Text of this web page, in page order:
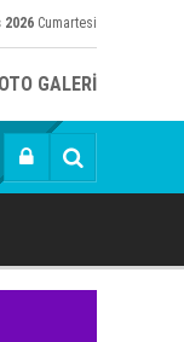
2026 Cumartesi
GALERİ
TOGG!